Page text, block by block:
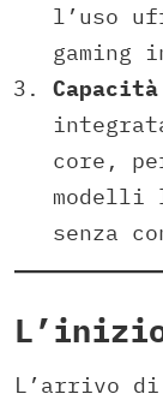
l’uso
gaming
core,
modelli
senza
L’arrivo di